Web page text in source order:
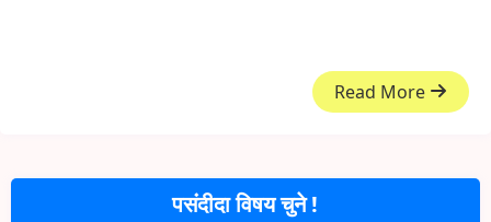
Read More
पसंदीदा विषय चुने !